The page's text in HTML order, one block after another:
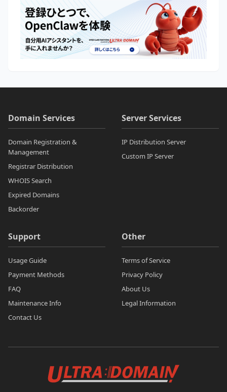
Domain Services
Domain Registration &
Management
Registrar Distribution
WHOIS Search
Expired Domains
Backorder
Server Services
IP Distribution Server
Custom IP Server
Support
Usage Guide
Payment Methods
FAQ
Maintenance Info
Contact Us
Other
Terms of Service
Privacy Policy
About Us
Legal Information